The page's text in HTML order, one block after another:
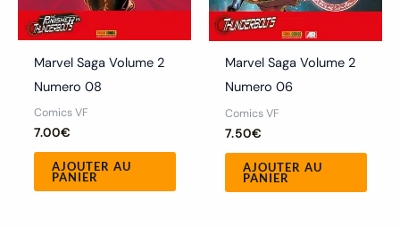
Marvel Saga Volume 2
Numero 08
Comics VF
7.00€
AJOUTER AU
PANIER
Marvel Saga Volume 2
Numero 06
Comics VF
7.50€
AJOUTER AU
PANIER